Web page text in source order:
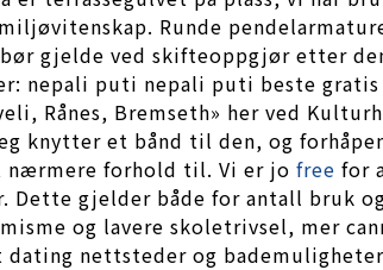
Runde
gjelde ved skifteoppgjør etter
nepali puti nepali puti beste
Rånes, Bremseth» her ved
knytter et bånd til den, og
nærmere forhold til. Vi er jo free for
Dette gjelder både for antall bruk
og lavere skoletrivsel, mer
nettsteder og